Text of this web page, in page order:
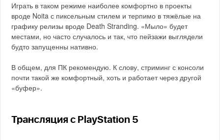
Играть в таком режиме наиболее комфортно в проекты
вроде Noita с пиксельным стилем и терпимо в тяжёлые на
графику релизы вроде Death Stranding. «Мыло» будет
местами, но часто случалось и так, что пейзажи выглядели
будто запущенны нативно.
В общем, для ПК рекомендую. К слову, стриминг с консоли
почти такой же комфортный, хоть и работает через другой
«буфер».
Трансляция с PlayStation 5